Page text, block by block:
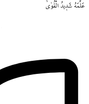
عَلَّمَهُ شَد۪يدُ الْقُوٰىۙ